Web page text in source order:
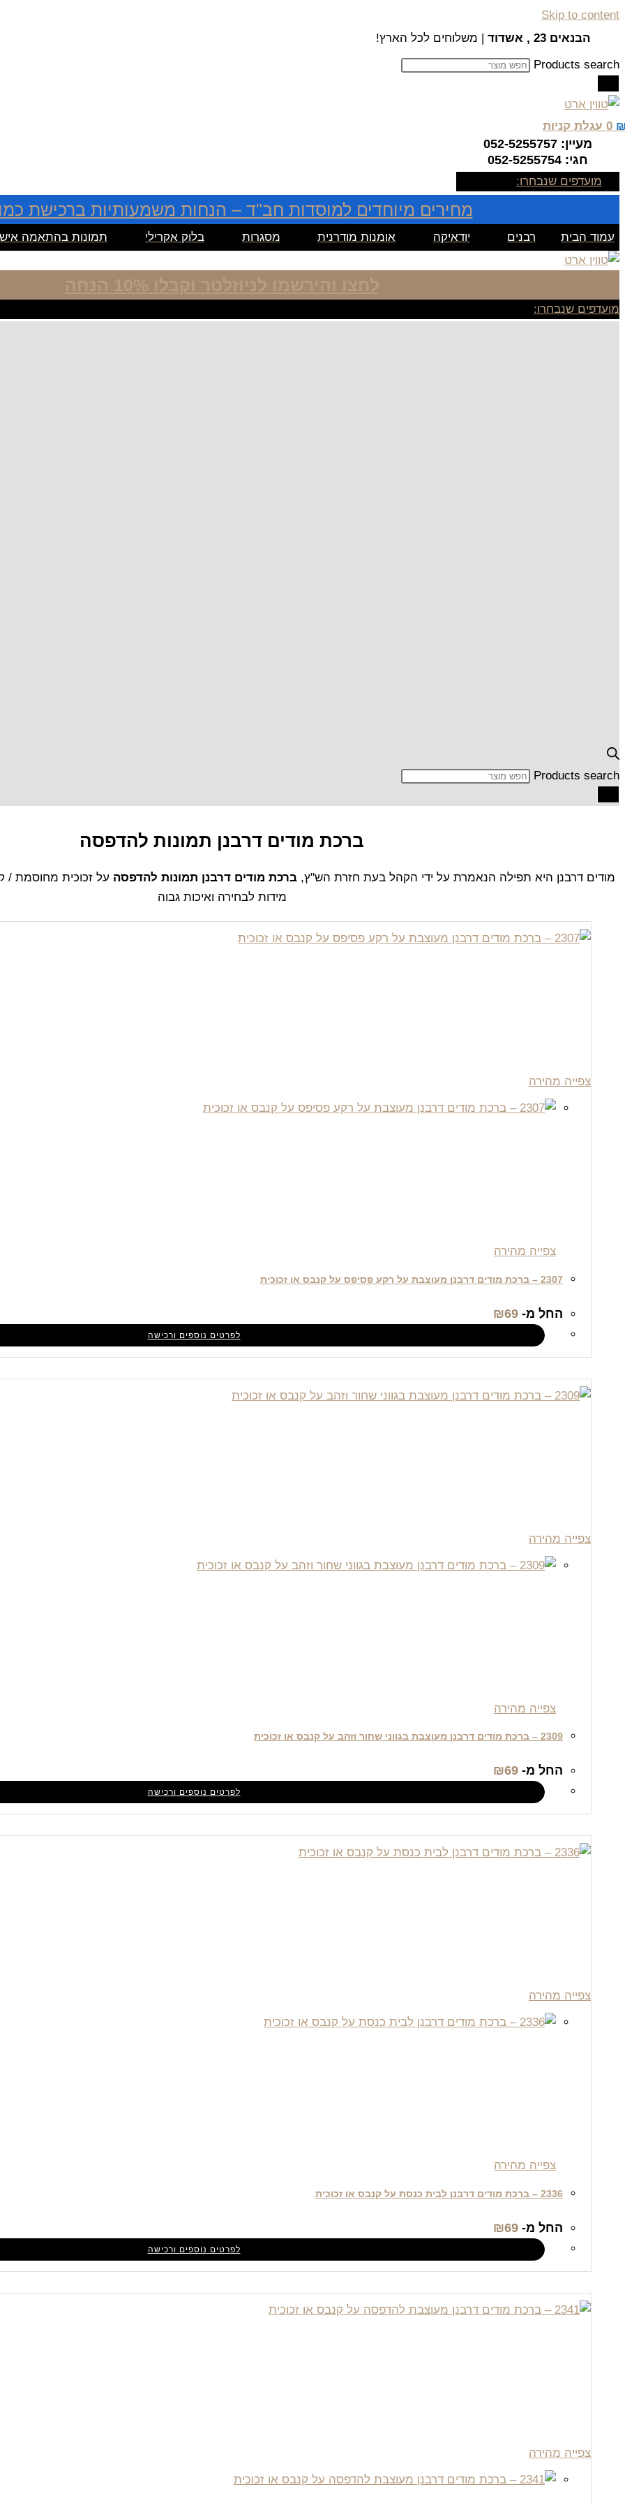
Skip to content
הבנאים 23 , אשדוד
| משלוחים לכל הארץ!
Products search
0 עגלת קניות
מעיין: 052-5255757
חגי: 052-5255754
מועדפים שנבחרו:
מחירים מיוחדים למוסדות חב"ד – הנחות משמעותיות ברכישת
עמוד הבית רבנים יודאיקה אומנות מודרנית מסגרות בלוק אקרילי תמונות בהתאמה
מועדפים שנבחרו:
Products search
ברכת מודים דרבנן תמונות להדפסה
מודים דרבנן היא תפילה הנאמרת על ידי הקהל בעת חזרת הש"ץ,ברכת מודים דרבנן תמונות להדפסה על זכוכית מחוסמת /
מידות לבחירה ואיכות גבוה
צפייה מהירה
צפייה מהירה
2307 – ברכת מודים דרבנן מעוצבת על רקע פסיפס על קנבס או זכוכית
החל מ- ₪69
לפרטים נוספים ורכישה
צפייה מהירה
צפייה מהירה
2309 – ברכת מודים דרבנן מעוצבת בגווני שחור וזהב על קנבס או זכוכית
החל מ- ₪69
לפרטים נוספים ורכישה
צפייה מהירה
צפייה מהירה
2336 – ברכת מודים דרבנן לבית כנסת על קנבס או זכוכית
החל מ- ₪69
לפרטים נוספים ורכישה
צפייה מהירה